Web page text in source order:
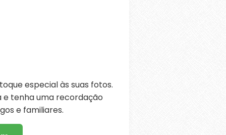
especial às suas fotos.
e tenha uma recordação
e familiares.